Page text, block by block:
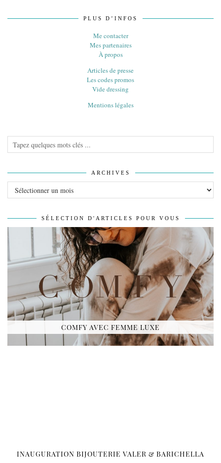
PLUS D’INFOS
Me contacter
Mes partenaires
À propos
Articles de presse
Les codes promos
Vide dressing
Mentions légales
ARCHIVES
SÉLECTION D'ARTICLES POUR VOUS
COMFY AVEC FEMME LUXE
INAUGURATION BIJOUTERIE VALER & BARICHELLA